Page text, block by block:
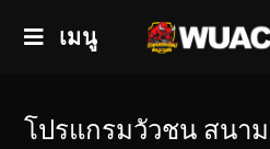
เมนู
โปรแกรมวัวชน สนา